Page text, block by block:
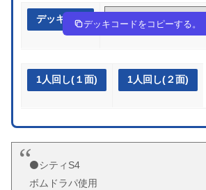
デッキ作成 nnggLQ-TA3yOw-iHgNLn
デッキコードをコピーする。
1人回し(１面) 1人回し(２面)
⚫️シティS4
ボムドラパ使用